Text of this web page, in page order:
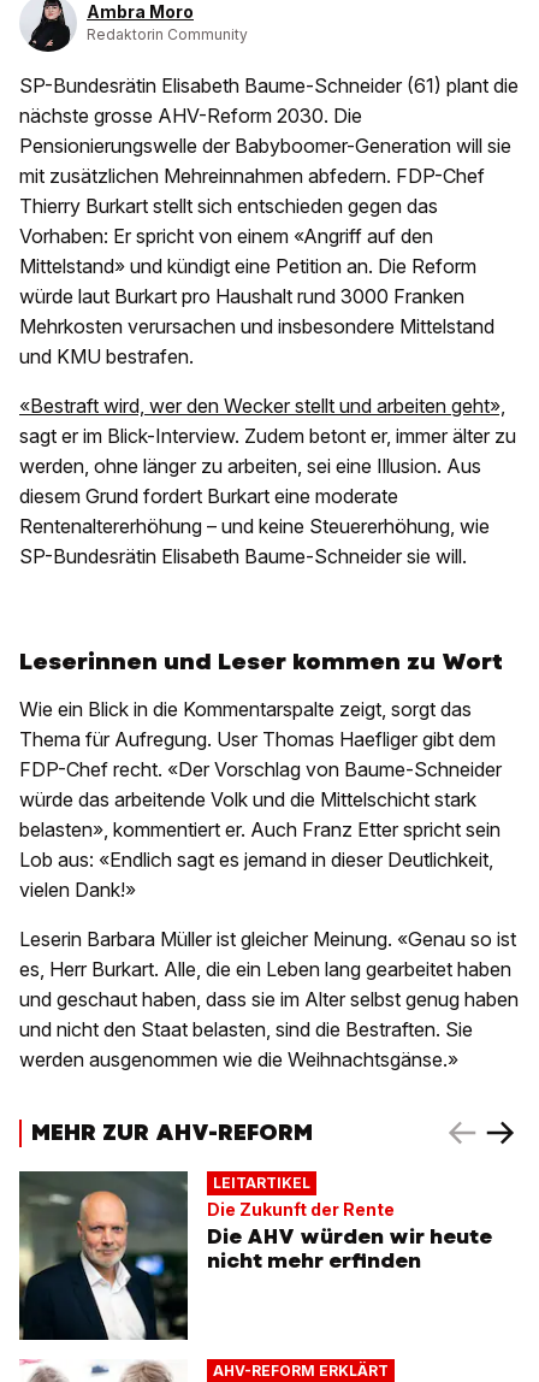
Ambra Moro
Redaktorin Community
SP-Bundesrätin Elisabeth Baume-Schneider (61) plant die
nächste grosse AHV-Reform 2030. Die
Pensionierungswelle der Babyboomer-Generation will sie
mit zusätzlichen Mehreinnahmen abfedern. FDP-Chef
Thierry Burkart stellt sich entschieden gegen das
Vorhaben: Er spricht von einem «Angriff auf den
Mittelstand» und kündigt eine Petition an. Die Reform
würde laut Burkart pro Haushalt rund 3000 Franken
Mehrkosten verursachen und insbesondere Mittelstand
und KMU bestrafen.
«Bestraft wird, wer den Wecker stellt und arbeiten geht»,
sagt er im Blick-Interview. Zudem betont er, immer älter zu
werden, ohne länger zu arbeiten, sei eine Illusion. Aus
diesem Grund fordert Burkart eine moderate
Rentenaltererhöhung – und keine Steuererhöhung, wie
SP-Bundesrätin Elisabeth Baume-Schneider sie will.
Leserinnen und Leser kommen zu Wort
Wie ein Blick in die Kommentarspalte zeigt, sorgt das
Thema für Aufregung. User Thomas Haefliger gibt dem
FDP-Chef recht. «Der Vorschlag von Baume-Schneider
würde das arbeitende Volk und die Mittelschicht stark
belasten», kommentiert er. Auch Franz Etter spricht sein
Lob aus: «Endlich sagt es jemand in dieser Deutlichkeit,
vielen Dank!»
Leserin Barbara Müller ist gleicher Meinung. «Genau so ist
es, Herr Burkart. Alle, die ein Leben lang gearbeitet haben
und geschaut haben, dass sie im Alter selbst genug haben
und nicht den Staat belasten, sind die Bestraften. Sie
werden ausgenommen wie die Weihnachtsgänse.»
MEHR ZUR AHV-REFORM
LEITARTIKEL
Die Zukunft der Rente
Die AHV würden wir heute
nicht mehr erfinden
AHV-REFORM ERKLÄRT